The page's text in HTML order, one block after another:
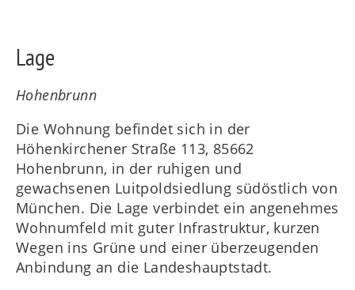
Lage
Hohenbrunn
Die Wohnung befindet sich in der
Höhenkirchener Straße 113, 85662
Hohenbrunn, in der ruhigen und
gewachsenen Luitpoldsiedlung südöstlich von
München. Die Lage verbindet ein angenehmes
Wohnumfeld mit guter Infrastruktur, kurzen
Wegen ins Grüne und einer überzeugenden
Anbindung an die Landeshauptstadt.